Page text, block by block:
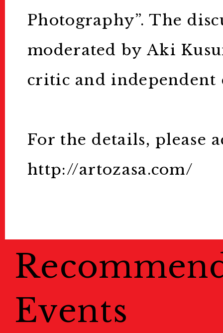
Photography”. The
moderated by Aki
critic and independent
For the details, please
http://artozasa.com/
Events
プレス
About Us
KYOTOGRAPHIEとは
お問い合わせ
For Visitors
Passport/
パスポート/チケット